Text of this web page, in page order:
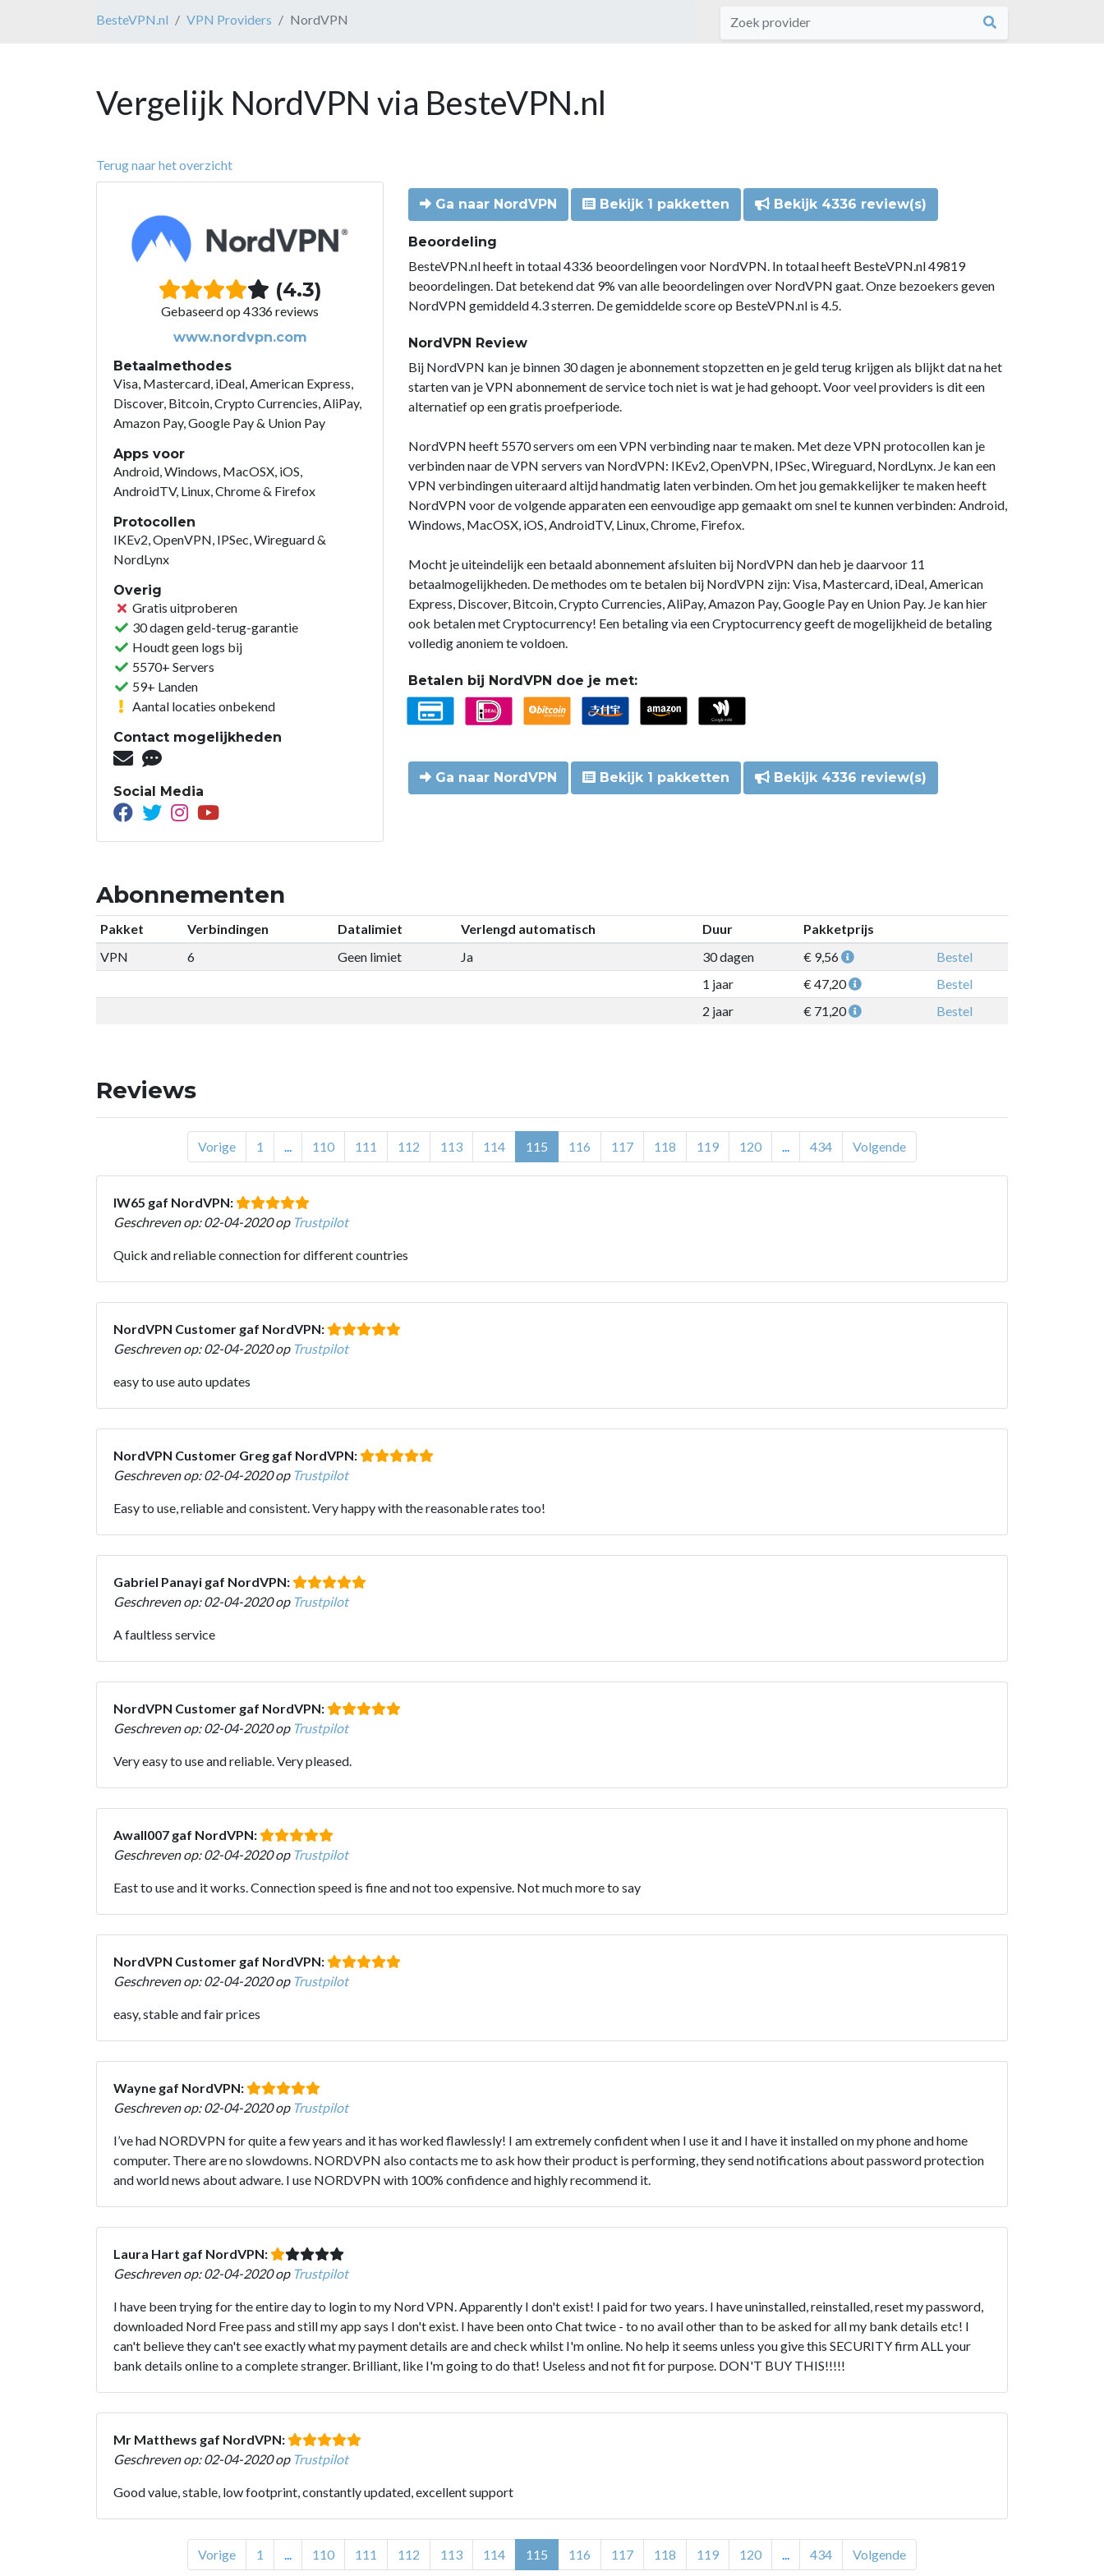
BesteVPN.nl VPN Providers NordVPN
Vergelijk NordVPN via BesteVPN.nl
Terug naar het overzicht
(4.3)
Gebaseerd op 4336 reviews
www.nordvpn.com
Betaalmethodes
Visa, Mastercard, iDeal, American Express,
Discover, Bitcoin, Crypto Currencies, AliPay,
Amazon Pay, Google Pay & Union Pay
Apps voor
Android, Windows, MacOSX, iOS,
AndroidTV, Linux, Chrome & Firefox
Protocollen
IKEv2, OpenVPN, IPSec, Wireguard &
NordLynx
Overig
Gratis uitproberen
30 dagen geld-terug-garantie
Houdt geen logs bij
5570+ Servers
59+ Landen
Aantal locaties onbekend
Contact mogelijkheden
Social Media
Ga naar NordVPN Bekijk 1 pakketten Bekijk 4336 review(s)
Beoordeling
BesteVPN.nl heeft in totaal 4336 beoordelingen voor NordVPN. In totaal heeft BesteVPN.nl 49819
beoordelingen. Dat betekend dat 9% van alle beoordelingen over NordVPN gaat. Onze bezoekers geven
NordVPN gemiddeld 4.3 sterren. De gemiddelde score op BesteVPN.nl is 4.5.
NordVPN Review
Bij NordVPN kan je binnen 30 dagen je abonnement stopzetten en je geld terug krijgen als blijkt dat na het
starten van je VPN abonnement de service toch niet is wat je had gehoopt. Voor veel providers is dit een
alternatief op een gratis proefperiode.
NordVPN heeft 5570 servers om een VPN verbinding naar te maken. Met deze VPN protocollen kan je
verbinden naar de VPN servers van NordVPN: IKEv2, OpenVPN, IPSec, Wireguard, NordLynx. Je kan een
VPN verbindingen uiteraard altijd handmatig laten verbinden. Om het jou gemakkelijker te maken heeft
NordVPN voor de volgende apparaten een eenvoudige app gemaakt om snel te kunnen verbinden: Android,
Windows, MacOSX, iOS, AndroidTV, Linux, Chrome, Firefox.
Mocht je uiteindelijk een betaald abonnement afsluiten bij NordVPN dan heb je daarvoor 11
betaalmogelijkheden. De methodes om te betalen bij NordVPN zijn: Visa, Mastercard, iDeal, American
Express, Discover, Bitcoin, Crypto Currencies, AliPay, Amazon Pay, Google Pay en Union Pay. Je kan hier
ook betalen met Cryptocurrency! Een betaling via een Cryptocurrency geeft de mogelijkheid de betaling
volledig anoniem te voldoen.
Betalen bij NordVPN doe je met:
Ga naar NordVPN Bekijk 1 pakketten Bekijk 4336 review(s)
Abonnementen
Pakket Verbindingen Datalimiet Verlengd automatisch Duur
Pakketprijs
VPN
6 Geen limiet Ja 30 dagen € 9,56
Bestel
1 jaar
€ 47,20
Bestel
2 jaar
€ 71,20 Bestel
Reviews
Vorige 1 110 111 112 113 114 115 116 117 118 119 120 434 Volgende
IW65 gaf NordVPN:
Geschreven op: 02-04-2020 op Trustpilot
Quick and reliable connection for different countries
NordVPN Customer gaf NordVPN:
Geschreven op: 02-04-2020 op Trustpilot
easy to use auto updates
NordVPN Customer Greg gaf NordVPN:
Geschreven op: 02-04-2020 op Trustpilot
Easy to use, reliable and consistent. Very happy with the reasonable rates too!
Gabriel Panayi gaf NordVPN:
Geschreven op: 02-04-2020 op Trustpilot
A faultless service
NordVPN Customer gaf NordVPN:
Geschreven op: 02-04-2020 op Trustpilot
Very easy to use and reliable. Very pleased.
Awall007 gaf NordVPN:
Geschreven op: 02-04-2020 op Trustpilot
East to use and it works. Connection speed is fine and not too expensive. Not much more to say
NordVPN Customer gaf NordVPN:
Geschreven op: 02-04-2020 op Trustpilot
easy, stable and fair prices
Wayne gaf NordVPN:
Geschreven op: 02-04-2020 op Trustpilot
I’ve had NORDVPN for quite a few years and it has worked flawlessly! I am extremely confident when I use it and I have it installed on my phone and home
computer. There are no slowdowns. NORDVPN also contacts me to ask how their product is performing, they send notifications about password protection
and world news about adware. I use NORDVPN with 100% confidence and highly recommend it.
Laura Hart gaf NordVPN:
Geschreven op: 02-04-2020 op Trustpilot
I have been trying for the entire day to login to my Nord VPN. Apparently I don't exist! I paid for two years. I have uninstalled, reinstalled, reset my password,
downloaded Nord Free pass and still my app says I don't exist. I have been onto Chat twice - to no avail other than to be asked for all my bank details etc! I
can't believe they can't see exactly what my payment details are and check whilst I'm online. No help it seems unless you give this SECURITY firm ALL your
bank details online to a complete stranger. Brilliant, like I'm going to do that! Useless and not fit for purpose. DON'T BUY THIS!!!!!
Mr Matthews gaf NordVPN:
Geschreven op: 02-04-2020 op Trustpilot
Good value, stable, low footprint, constantly updated, excellent support
Vorige 1 110 111 112 113 114 115 116 117 118 119 120 434 Volgende